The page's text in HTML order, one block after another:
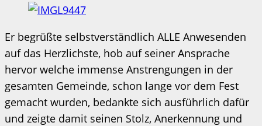
Er begrüßte selbstverständlich ALLE Anwesenden
auf das Herzlichste, hob auf seiner Ansprache
hervor welche immense Anstrengungen in der
gesamten Gemeinde, schon lange vor dem Fest
gemacht wurden, bedankte sich ausführlich dafür
und zeigte damit seinen Stolz, Anerkennung und